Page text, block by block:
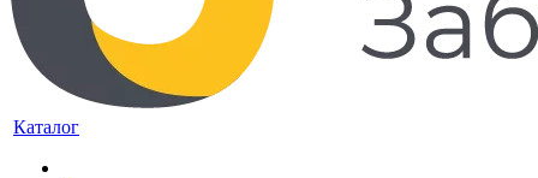
Каталог